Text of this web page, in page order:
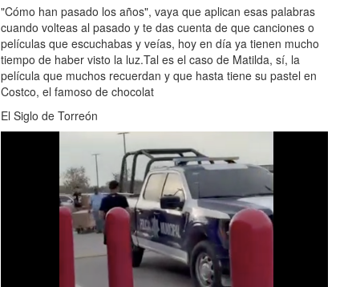
"Cómo han pasado los años", vaya que aplican esas palabras
cuando volteas al pasado y te das cuenta de que canciones o
películas que escuchabas y veías, hoy en día ya tienen mucho
tiempo de haber visto la luz.Tal es el caso de Matilda, sí, la
película que muchos recuerdan y que hasta tiene su pastel en
Costco, el famoso de chocolat
El Siglo de Torreón